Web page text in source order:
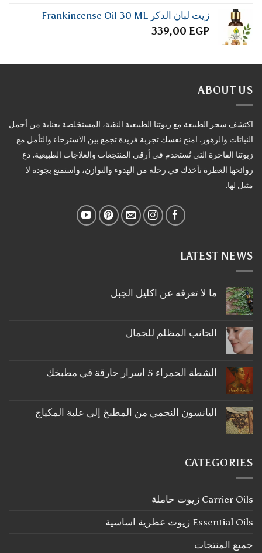
زيت لبان الدكر Frankincense Oil 30 ML
339,00 EGP
ABOUT US
اكتشف سحر الطبيعة مع زيوتنا الطبيعية النقية، المستخلصة بعناية من أجمل
النباتات والزهور. امنح نفسك تجربة فريدة تجمع بين الاسترخاء والتأمل مع
زيوتنا الفاخرة التي تُستخدم في أرقى المنتجعات والعلاجات الطبيعية. دع
روائحها العطرة تأخذك في رحلة من الهدوء والتوازن، واستمتع بجودة لا
مثيل لها.
LATEST NEWS
ما لا تعرفه عن اكليل الجبل
على
ما
اكليل
الجبل
الجانب المظلم للجمال
على
الجانب
الشطة الحمراء 5 اسرار حارقة في مطبخك
على
الشطة
في
مطبخك
اليانسون النجمي من المطبخ إلى علبة المكياج
اليانسون
النجمي
علبة
المكياج
CATEGORIES
Carrier Oils زيوت حاملة
Essential Oils زيوت عطرية اساسية
جميع المنتجات